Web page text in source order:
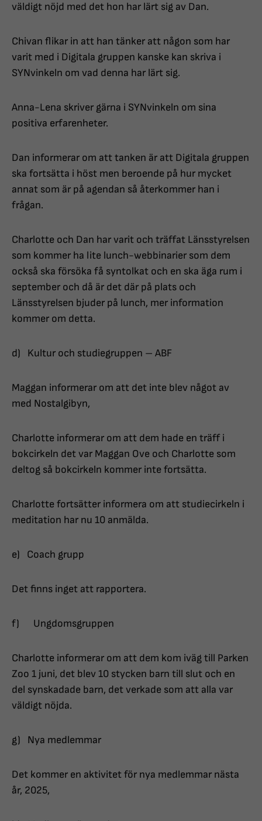
väldigt nöjd med det hon har lärt sig av Dan.
Chivan flikar in att han tänker att någon som har
varit med i Digitala gruppen kanske kan skriva i
SYNvinkeln om vad denna har lärt sig.
Anna-Lena skriver gärna i SYNvinkeln om sina
positiva erfarenheter.
Dan informerar om att tanken är att Digitala gruppen
ska fortsätta i höst men beroende på hur mycket
annat som är på agendan så återkommer han i
frågan.
Charlotte och Dan har varit och träffat Länsstyrelsen
som kommer ha lite lunch-webbinarier som dem
också ska försöka få syntolkat och en ska äga rum i
september och då är det där på plats och
Länsstyrelsen bjuder på lunch, mer information
kommer om detta.
d) Kultur och studiegruppen – ABF
Maggan informerar om att det inte blev något av
med Nostalgibyn,
Charlotte informerar om att dem hade en träff i
bokcirkeln det var Maggan Ove och Charlotte som
deltog så bokcirkeln kommer inte fortsätta.
Charlotte fortsätter informera om att studiecirkeln i
meditation har nu 10 anmälda.
e) Coach grupp
Det finns inget att rapportera.
f) Ungdomsgruppen
Charlotte informerar om att dem kom iväg till Parken
Zoo 1 juni, det blev 10 stycken barn till slut och en
del synskadade barn, det verkade som att alla var
väldigt nöjda.
g) Nya medlemmar
Det kommer en aktivitet för nya medlemmar nästa
år, 2025,